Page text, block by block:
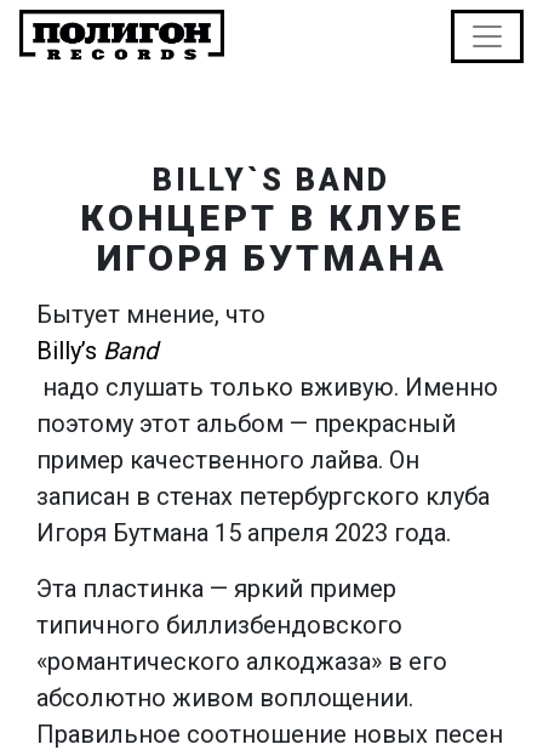
BILLY`S BAND
КОНЦЕРТ В КЛУБЕ
ИГОРЯ БУТМАНА
Бытует мнение, что
Billy’s Band
надо слушать только вживую. Именно
поэтому этот альбом — прекрасный
пример качественного лайва. Он
записан в стенах петербургского клуба
Игоря Бутмана 15 апреля 2023 года.
Эта пластинка — яркий пример
типичного биллизбендовского
«романтического алкоджаза» в его
абсолютно живом воплощении.
Правильное соотношение новых песен